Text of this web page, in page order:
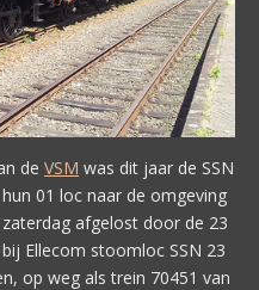
de VSM was dit jaar de SSN
01 loc naar de omgeving
afgelost door de 23
Ellecom stoomloc SSN 23
op weg als trein 70451 van